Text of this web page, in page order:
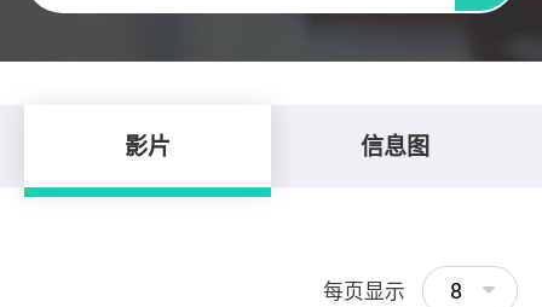
影片 信息图
每页显示 8